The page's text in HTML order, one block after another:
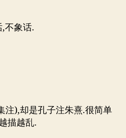
不象话.
注),却是孔子注朱熹.很简单
描越乱.